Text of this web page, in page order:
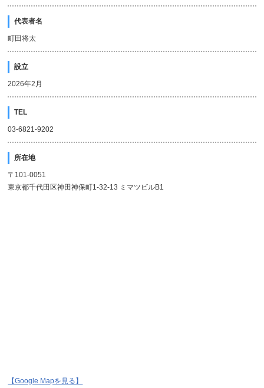
代表者名
町田将太
設立
2026年2月
TEL
03-6821-9202
所在地
〒101-0051
東京都千代田区神田神保町1-32-13 ミマツビルB1
【Google Mapを見る】